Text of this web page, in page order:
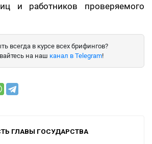
и работников проверяемого
всегда в курсе всех брифингов?
на наш канал в Telegram!
ГЛАВЫ ГОСУДАРСТВА